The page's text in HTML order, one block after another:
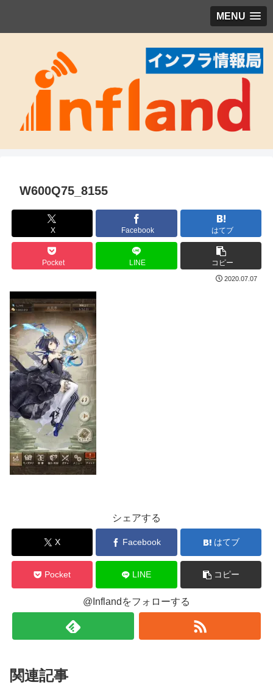
MENU
W600Q75_8155
X Facebook はてブ
Pocket LINE コピー
2020.07.07
シェアする
X Facebook はてブ
Pocket LINE コピー
@Inflandをフォローする
関連記事